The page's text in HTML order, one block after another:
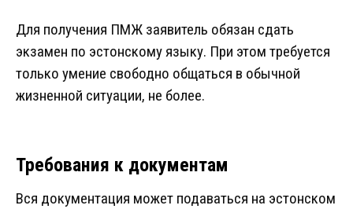
Для получения ПМЖ заявитель обязан сдать
экзамен по эстонскому языку. При этом требуется
только умение свободно общаться в обычной
жизненной ситуации, не более.
Требования к документам
Вся документация может подаваться на эстонском